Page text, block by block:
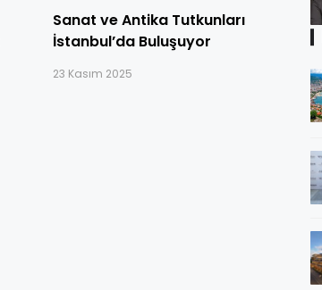
Sanat ve Antika Tutkunları
İstanbul’da Buluşuyor
23 Kasım 2025